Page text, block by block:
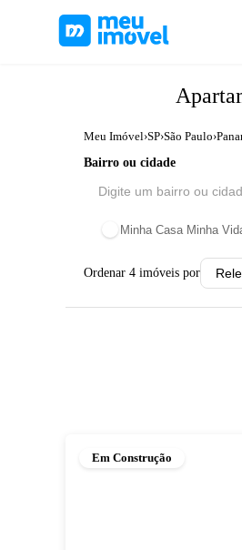
Meu Imóvel›SP›São Paulo›
Bairro ou cidade
Minha Casa Minha
Ordenar 4 imóveis por
Em Construção